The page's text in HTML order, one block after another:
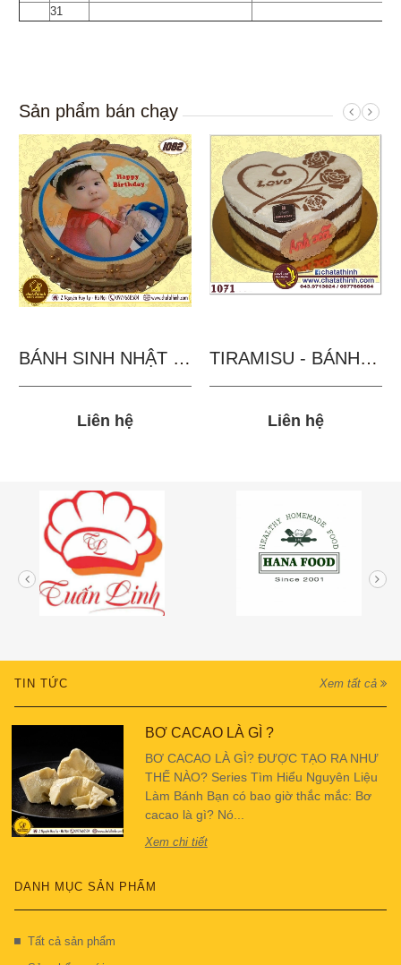
31
Sản phẩm bán chạy
BÁNH SINH NHẬT IN...
Liên hệ
TIRAMISU - BÁNH TẶNG...
Liên hệ
TIN TỨC Xem tất cả
BƠ CACAO LÀ GÌ ?
BƠ CACAO LÀ GÌ? ĐƯỢC TẠO RA NHƯ
THẾ NÀO? Series Tìm Hiểu Nguyên Liệu
Làm Bánh Bạn có bao giờ thắc mắc: Bơ
cacao là gì? Nó...
Xem chi tiết
DANH MỤC SẢN PHẨM
Tất cả sản phẩm